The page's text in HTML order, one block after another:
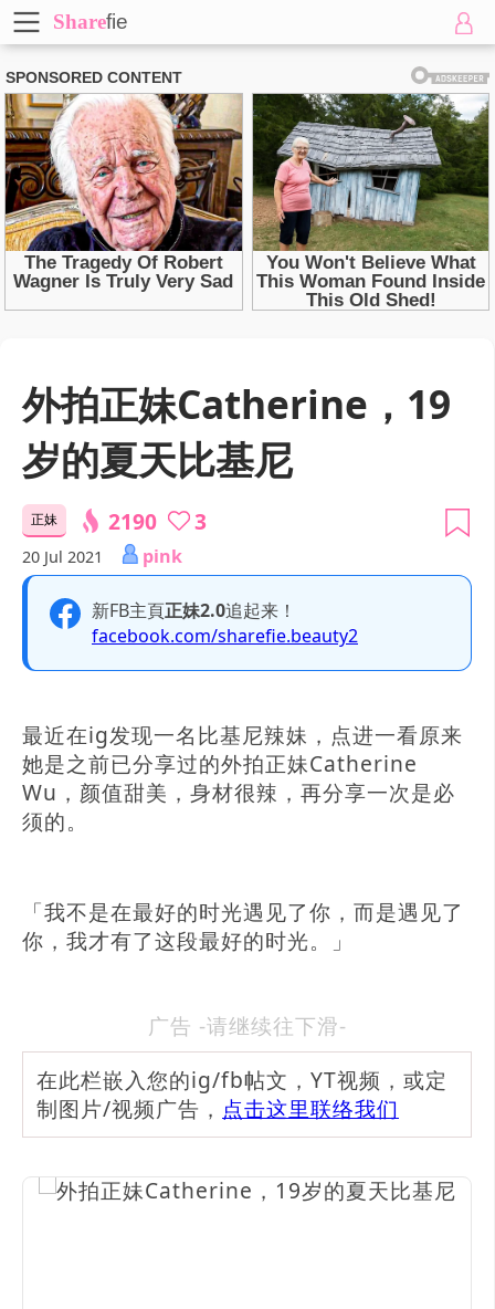
Sharefie
外拍正妹Catherine，19
岁的夏天比基尼
正妹 2190 3
20 Jul 2021 pink
新FB主頁正妹2.0追起来！
facebook.com/sharefie.beauty2
最近在ig发现一名比基尼辣妹，点进一看原来
她是之前已分享过的外拍正妹Catherine
Wu，颜值甜美，身材很辣，再分享一次是必
须的。
「我不是在最好的时光遇见了你，而是遇见了
你，我才有了这段最好的时光。」
广告 -请继续往下滑-
在此栏嵌入您的ig/fb帖文，YT视频，或定
制图片/视频广告， 点击这里联络我们